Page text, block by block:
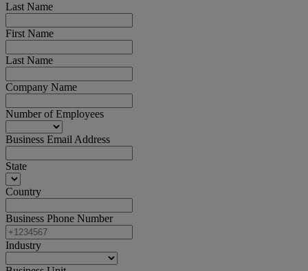
Last Name
First Name
Last Name
Company Name
Number of Employees
Business Email Address
State
Country
Business Phone Number
Industry